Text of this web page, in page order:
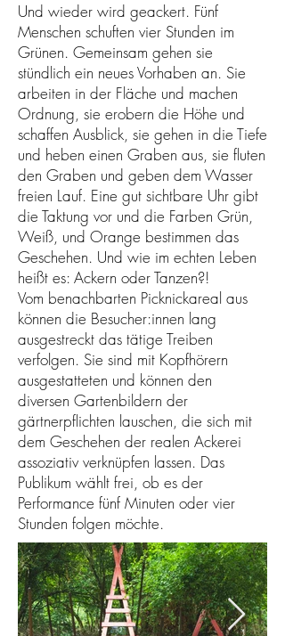
Und wieder wird geackert. Fünf
Menschen schuften vier Stunden im
Grünen. Gemeinsam gehen sie
stündlich ein neues Vorhaben an. Sie
arbeiten in der Fläche und machen
Ordnung, sie erobern die Höhe und
schaffen Ausblick, sie gehen in die Tiefe
und heben einen Graben aus, sie fluten
den Graben und geben dem Wasser
freien Lauf. Eine gut sichtbare Uhr gibt
die Taktung vor und die Farben Grün,
Weiß, und Orange bestimmen das
Geschehen. Und wie im echten Leben
heißt es: Ackern oder Tanzen?!
Vom benachbarten Picknickareal aus
können die Besucher:innen lang
ausgestreckt das tätige Treiben
verfolgen. Sie sind mit Kopfhörern
ausgestatteten und können den
diversen Gartenbildern der
gärtnerpflichten lauschen, die sich mit
dem Geschehen der realen Ackerei
assoziativ verknüpfen lassen. Das
Publikum wählt frei, ob es der
Performance fünf Minuten oder vier
Stunden folgen möchte.